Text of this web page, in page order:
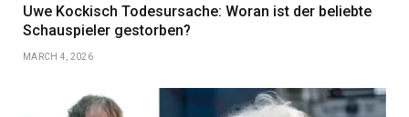
Uwe Kockisch Todesursache: Woran ist der beliebte
Schauspieler gestorben?
MARCH 4, 2026